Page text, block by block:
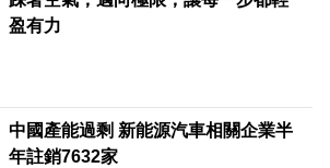
盈有力
中國產能過剩 新能源汽車相關企業半
年註銷7632家